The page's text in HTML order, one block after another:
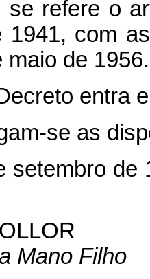
se refere o
com
maio de 1956.
entra
se as
setembro de
Mano Filho